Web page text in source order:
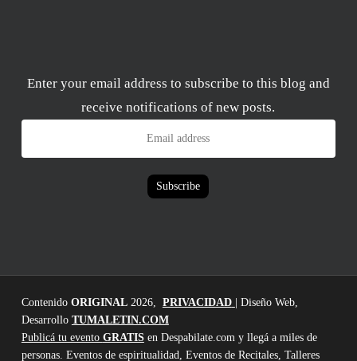
Enter your email address to subscribe to this blog and
receive notifications of new posts.
Email
Subscribe
Contenido ORIGINAL2026, PRIVACIDAD
| Diseño Web,
Desarrollo TUMALETIN.COM
Publicá tu evento GRATISen Despabilate.com y llegá a miles de
personas. Eventos de espiritualidad, Eventos de Recitales, Talleres